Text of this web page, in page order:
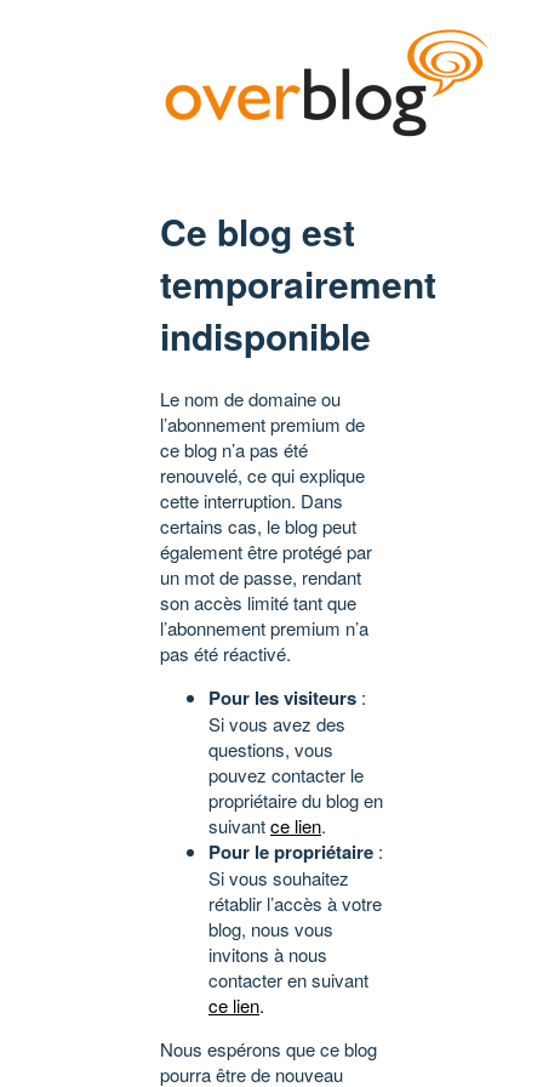
Ce blog est
temporairement
indisponible
Le nom de domaine ou
l’abonnement premium de
ce blog n’a pas été
renouvelé, ce qui explique
cette interruption. Dans
certains cas, le blog peut
également être protégé par
un mot de passe, rendant
son accès limité tant que
l’abonnement premium n’a
pas été réactivé.
Pour les visiteurs :
Si vous avez des
questions, vous
pouvez contacter le
propriétaire du blog en
suivantce lien.
Pour le propriétaire :
Si vous souhaitez
rétablir l’accès à votre
blog, nous vous
invitons à nous
contacter en suivant
ce lien.
Nous espérons que ce blog
pourra être de nouveau